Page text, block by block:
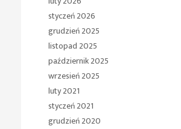
styczeń 2026
grudzień 2025
listopad 2025
październik 2025
wrzesień 2025
luty 2021
styczeń 2021
grudzień 2020